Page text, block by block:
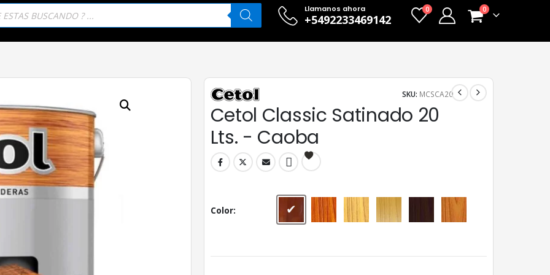
Llamanos ahora
+5492233469142
0 0
Cetol Classic Satinado 20
Lts. - Caoba
SKU: MCSCA20
Color Caoba Cedro Cristal Natural Roble